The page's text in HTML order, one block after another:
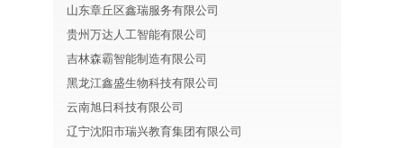
山东章丘区鑫瑞服务有限公司
贵州万达人工智能有限公司
吉林森霸智能制造有限公司
黑龙江鑫盛生物科技有限公司
云南旭日科技有限公司
辽宁沈阳市瑞兴教育集团有限公司